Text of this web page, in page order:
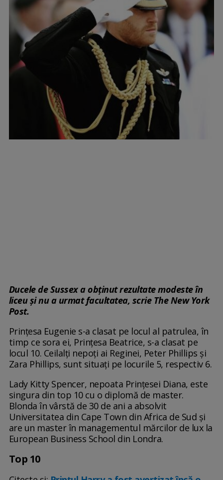
Ducele de Sussex a obținut rezultate modeste în
liceu și nu a urmat facultatea, scrie The New York
Post.
Prințesa Eugenie s-a clasat pe locul al patrulea, în
timp ce sora ei, Prințesa Beatrice, s-a clasat pe
locul 10. Ceilalți nepoți ai Reginei, Peter Phillips și
Zara Phillips, sunt situați pe locurile 5, respectiv 6.
Lady Kitty Spencer, nepoata Prințesei Diana, este
singura din top 10 cu o diplomă de master.
Blonda în vârstă de 30 de ani a absolvit
Universitatea din Cape Town din Africa de Sud și
are un master în managementul mărcilor de lux la
European Business School din Londra.
Top 10